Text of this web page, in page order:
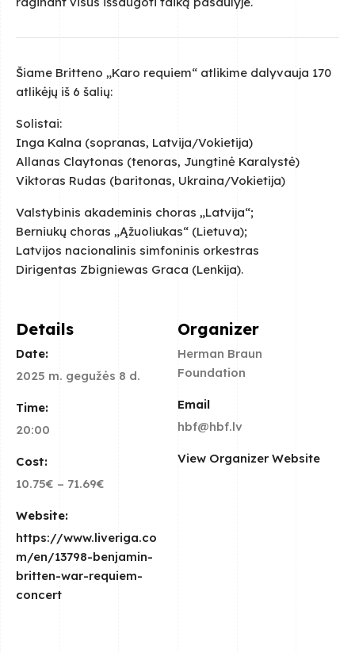
Šiame Britteno „Karo requiem“ atlikime dalyvauja 170
atlikėjų iš 6 šalių:
Solistai:
Inga Kalna (sopranas, Latvija/Vokietija)
Allanas Claytonas (tenoras, Jungtinė Karalystė)
Viktoras Rudas (baritonas, Ukraina/Vokietija)
Valstybinis akademinis choras „Latvija“;
Berniukų choras „Ąžuoliukas“ (Lietuva);
Latvijos nacionalinis simfoninis orkestras
Dirigentas Zbigniewas Graca (Lenkija).
Details
Date:
2025 m. gegužės 8 d.
Time:
20:00
Cost:
10.75€ – 71.69€
Website:
https://www.liveriga.co
m/en/13798-benjamin-
britten-war-requiem-
concert
Organizer
Herman Braun
Foundation
Email
hbf@hbf.lv
View Organizer Website